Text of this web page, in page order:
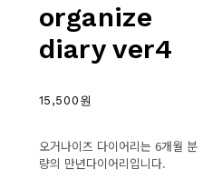
organize
diary ver4
15,500원
오거나이즈 다이어리는 6개월 분
량의 만년다이어리입니다.